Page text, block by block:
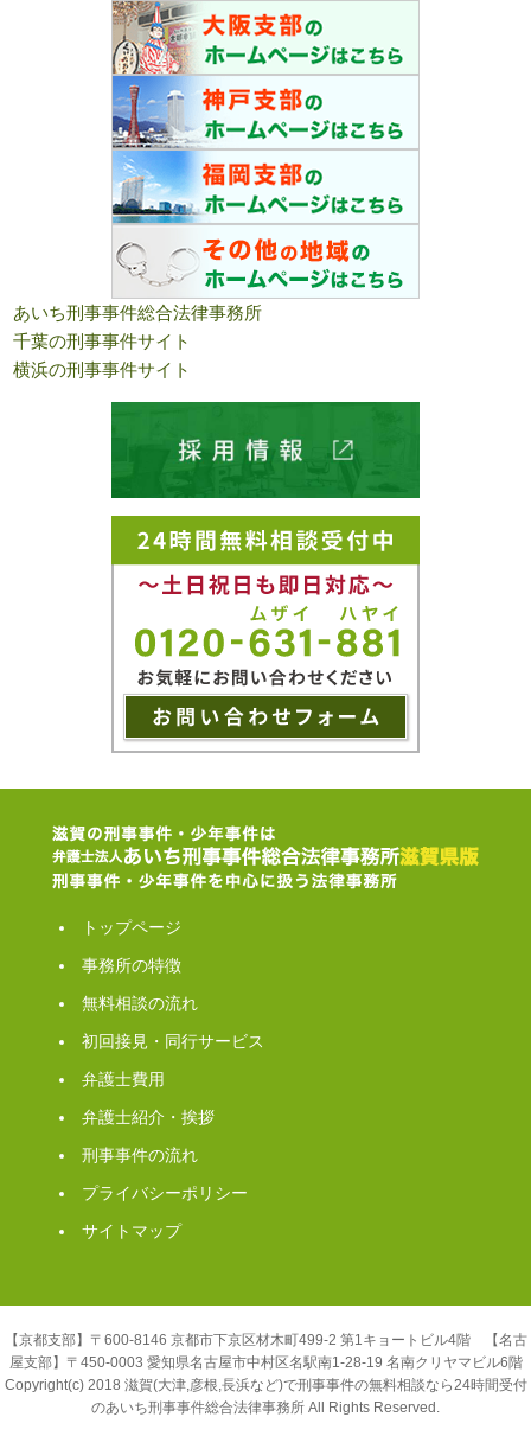
あいち刑事事件総合法律事務所
千葉の刑事事件サイト
横浜の刑事事件サイト
トップページ
事務所の特徴
無料相談の流れ
初回接見・同行サービス
弁護士費用
弁護士紹介・挨拶
刑事事件の流れ
プライバシーポリシー
サイトマップ
【京都支部】〒600-8146 京都市下京区材木町499-2 第1キョートビル4階 【名古
屋支部】〒450-0003 愛知県名古屋市中村区名駅南1-28-19 名南クリヤマビル6階
Copyright(c) 2018 滋賀(大津,彦根,長浜など)で刑事事件の無料相談なら24時間受付
のあいち刑事事件総合法律事務所 All Rights Reserved.